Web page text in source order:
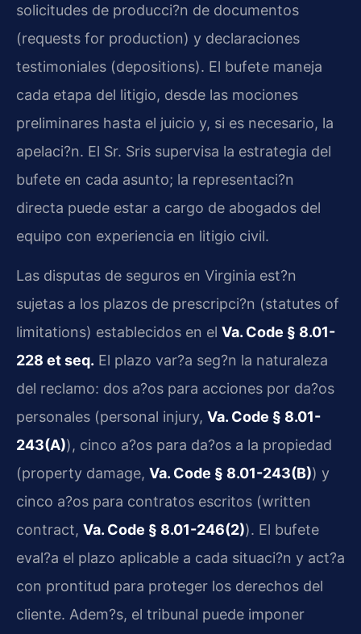
solicitudes de producci?n de documentos
(requests for production) y declaraciones
testimoniales (depositions). El bufete maneja
cada etapa del litigio, desde las mociones
preliminares hasta el juicio y, si es necesario, la
apelaci?n. El Sr. Sris supervisa la estrategia del
bufete en cada asunto; la representaci?n
directa puede estar a cargo de abogados del
equipo con experiencia en litigio civil.
Las disputas de seguros en Virginia est?n
sujetas a los plazos de prescripci?n (statutes of
limitations) establecidos en el Va. Code § 8.01-
228 et seq. El plazo var?a seg?n la naturaleza
del reclamo: dos a?os para acciones por da?os
personales (personal injury, Va. Code § 8.01-
243(A)), cinco a?os para da?os a la propiedad
(property damage, Va. Code § 8.01-243(B)) y
cinco a?os para contratos escritos (written
contract, Va. Code § 8.01-246(2)). El bufete
eval?a el plazo aplicable a cada situaci?n y act?a
con prontitud para proteger los derechos del
cliente. Adem?s, el tribunal puede imponer